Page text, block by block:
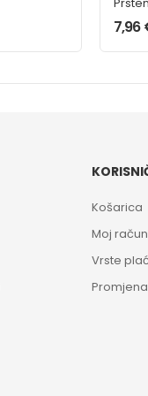
7,96
Košarica
Moj račun
Vrste